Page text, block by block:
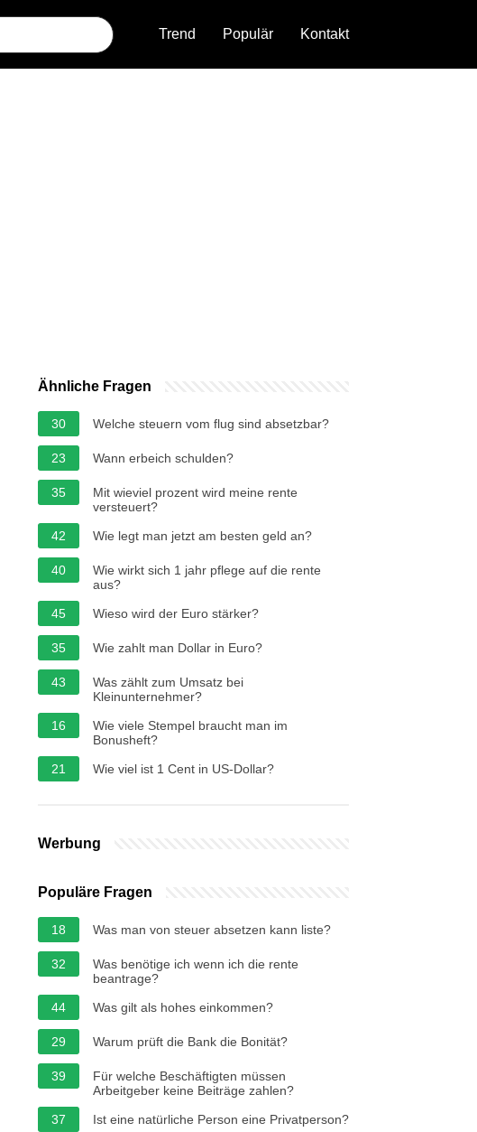
Trend Populär Kontakt
Ähnliche Fragen
30 Welche steuern vom flug sind absetzbar?
23 Wann erbeich schulden?
35
Mit wieviel prozent wird meine rente
versteuert?
42
Wie legt man jetzt am besten geld an?
40
Wie wirkt sich 1 jahr pflege auf die rente
aus?
45
Wieso wird der Euro stärker?
35 Wie zahlt man Dollar in Euro?
43
Was zählt zum Umsatz bei
Kleinunternehmer?
16
Wie viele Stempel braucht man im
Bonusheft?
21
Wie viel ist 1 Cent in US-Dollar?
Werbung
Populäre Fragen
18 Was man von steuer absetzen kann liste?
32
Was benötige ich wenn ich die rente
beantrage?
44
Was gilt als hohes einkommen?
29 Warum prüft die Bank die Bonität?
39
Für welche Beschäftigten müssen
Arbeitgeber keine Beiträge zahlen?
37
Ist eine natürliche Person eine Privatperson?